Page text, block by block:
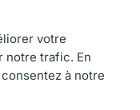
votre
notre trafic. En
à notre